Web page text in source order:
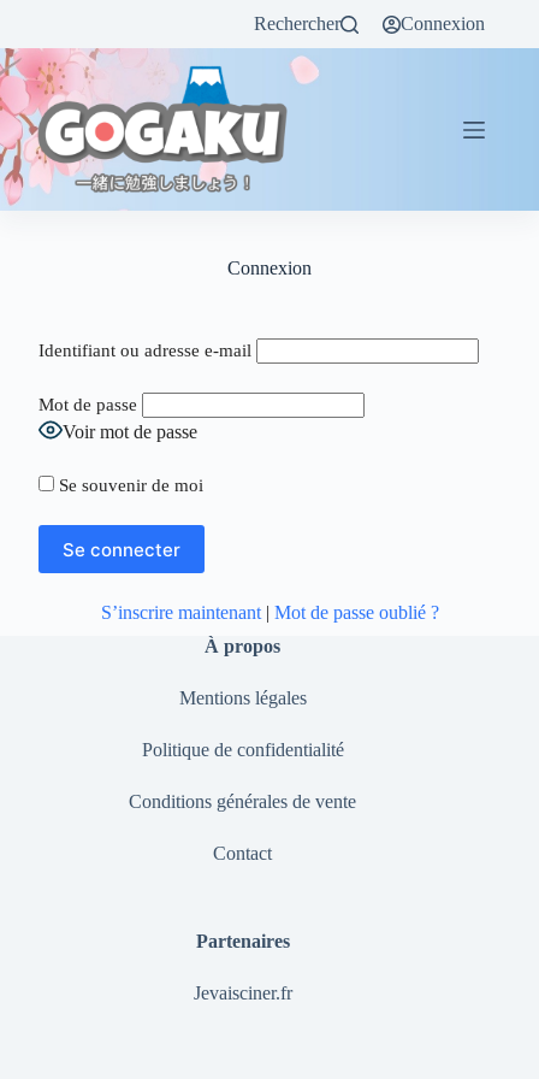
Rechercher Connexion
Connexion
Identifiant ou adresse e-mail
Mot de passe
Voir mot de passe
Se souvenir de moi
S’inscrire maintenant| Mot de passe oublié ?
À propos
Mentions légales
Politique de confidentialité
Conditions générales de vente
Contact
Partenaires
Jevaisciner.fr